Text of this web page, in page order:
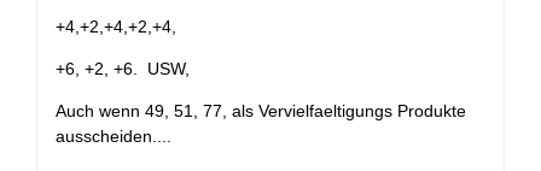
+4,+2,+4,+2,+4,
+6, +2, +6. USW,
Auch wenn 49, 51, 77, als Vervielfaeltigungs Produkte
ausscheiden....